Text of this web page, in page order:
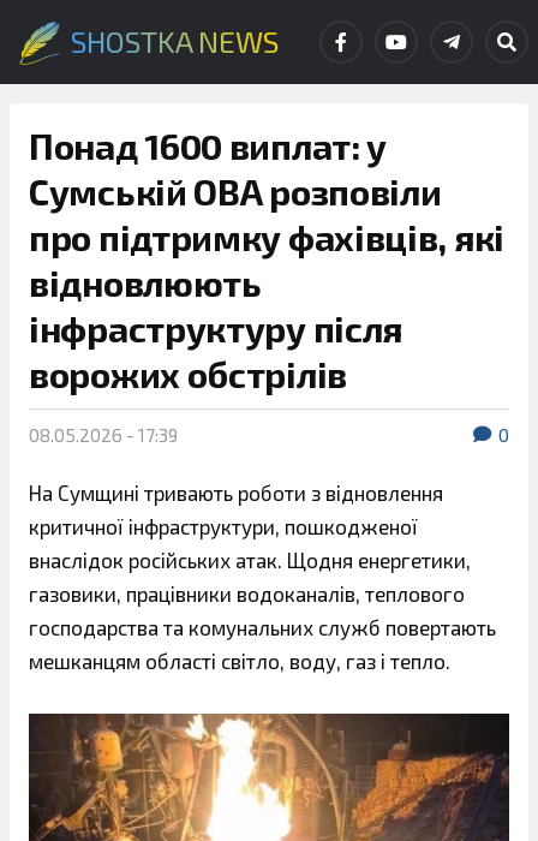
SHOSTKA NEWS
Понад 1600 виплат: у
Сумській ОВА розповіли
про підтримку фахівців, які
відновлюють
інфраструктуру після
ворожих обстрілів
08.05.2026 - 17:39 0
На Сумщині тривають роботи з відновлення
критичної інфраструктури, пошкодженої
внаслідок російських атак. Щодня енергетики,
газовики, працівники водоканалів, теплового
господарства та комунальних служб повертають
мешканцям області світло, воду, газ і тепло.